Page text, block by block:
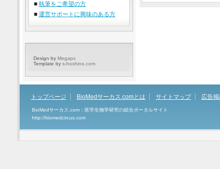
■ 執筆をご希望の方
■ 運営サポートに興味のある方
Design by Megapx
Template by s-hoshino.com
トップページ BioMedサーカス.comとは サイトマップ 広告
BioMedサーカス.com：医学生物学研究の総合ポータルサイト
http://biomedcircus.com